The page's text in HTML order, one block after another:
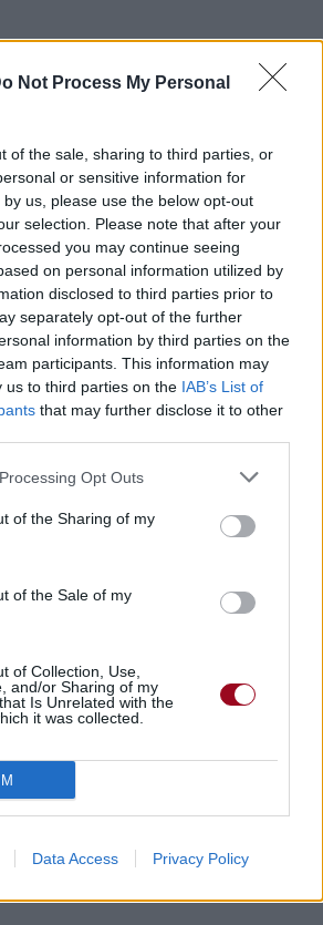
Not Process My Personal
of the sale, sharing to third parties, or
or sensitive information for
us, please use the below opt-out
selection. Please note that after your
you may continue seeing
on personal information utilized by
disclosed to third parties prior to
separately opt-out of the further
information by third parties on the
participants. This information may
us to third parties on the IAB’s List of
that may further disclose it to other
Opt Outs
of the Sharing of my
of the Sale of my
of Collection, Use,
and/or Sharing of my
Is Unrelated with the
it was collected.
Data Access Privacy Policy
le plaisir musical :
les MP3 ou trouver le CD sur
et des CD sur
de musique ou une partition au
⇑
Téléchargement
Vidéos
de «Breakfest In Bed»
Téléchargement